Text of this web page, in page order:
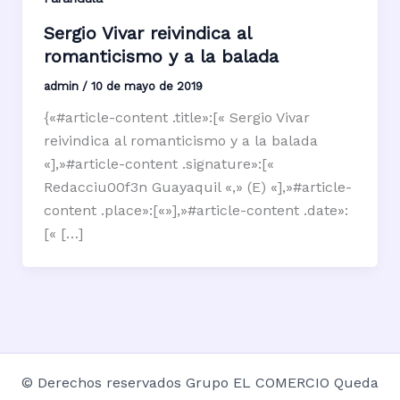
Sergio Vivar reivindica al
romanticismo y a la balada
admin / 10 de mayo de 2019
{«#article-content .title»:[« Sergio Vivar
reivindica al romanticismo y a la balada
«],»#article-content .signature»:[«
Redacciu00f3n Guayaquil «,» (E) «],»#article-
content .place»:[«»],»#article-content .date»:
[« […]
© Derechos reservados Grupo EL COMERCIO Queda